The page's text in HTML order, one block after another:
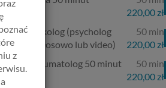
220,00 zł
(psycholog
minut (głosowo lub video)
50 min
220,00 zł
Psychotraumatolog 50 minut
50 min
220,00 zł
z